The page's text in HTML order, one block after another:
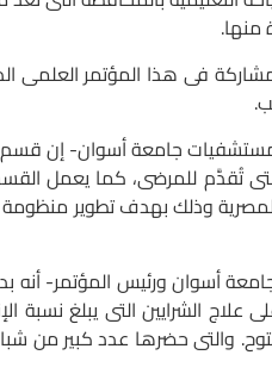
منها.
فى هذا المؤتمر العلمى
جامعة أسوان- إن قسم
تُقدَّم للمرضى، كما يعمل
وذلك بهدف تطوير
أسوان ورئيس المؤتمر- أنه
والتى حضرها عدد كبير من